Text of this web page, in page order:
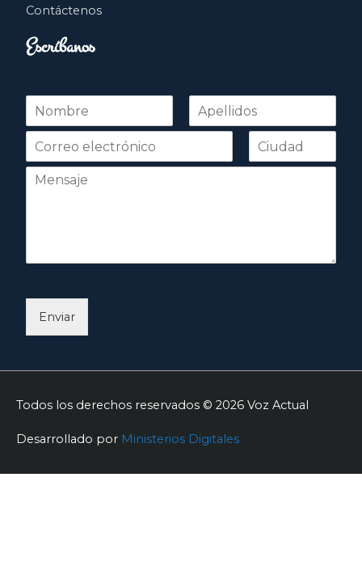
Contáctenos
Escríbanos
N
m
r
Nombre Apellidos
Enviar
Todos los derechos reservados © 2026 Voz Actual
Desarrollado por Ministerios Digitales